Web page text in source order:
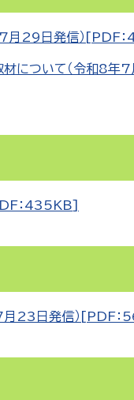
7月29日発信）[PDF
材について（令和8年
：435KB]
7月23日発信）[PDF